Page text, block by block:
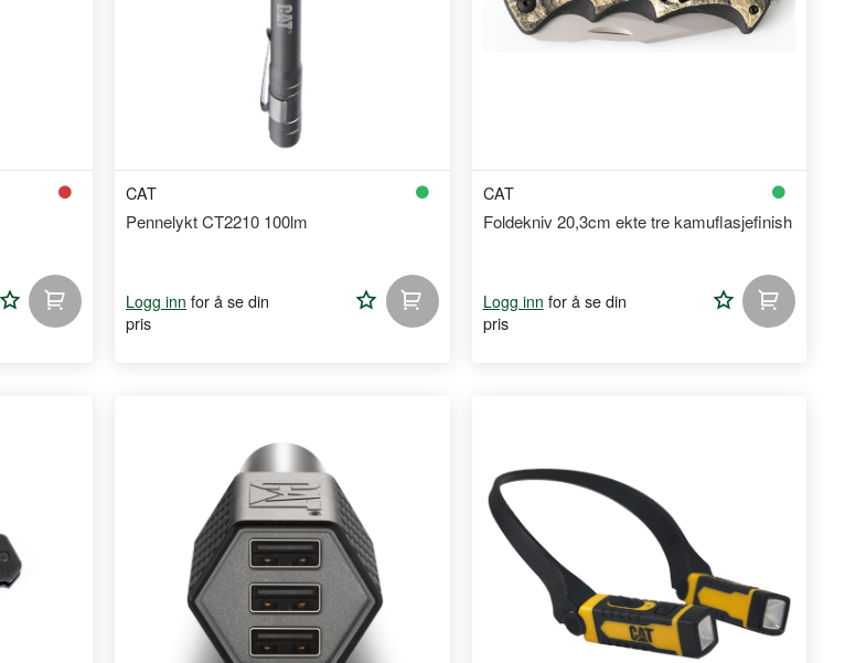
Legg
CAT
Pennelykt CT2210 100lm
Logg inn for å se din
pris
Legg
CAT
Foldekniv 20,3cm ekte tre kamuflasjefinish
Logg inn for å se din
pris
Legg